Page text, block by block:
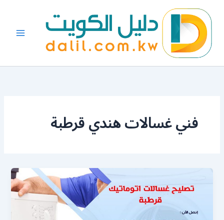
المحتوى
فني غسالات هندي قرطبة